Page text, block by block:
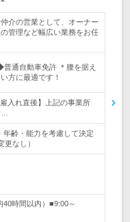
介の営業として、オーナー
管理など幅広い業務をお任
通自動車免許 ＊腰を据え
方に最適です！
入れ直後】上記の事業所
齢・能力を考慮して決定
なし）
時間以内）■9:00～